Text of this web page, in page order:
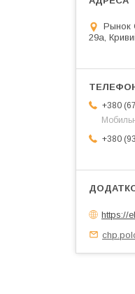
Рынок
29а,
+380
+380
https://